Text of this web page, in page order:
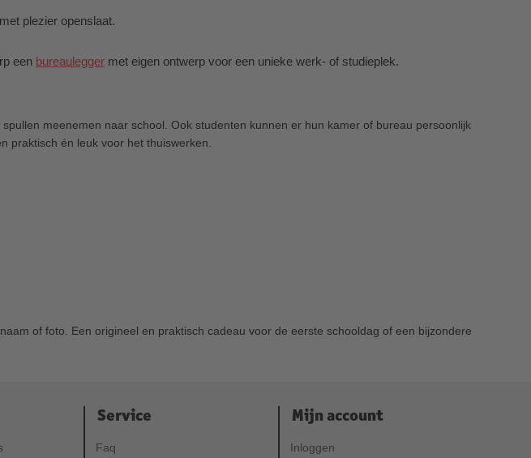
plezier openslaat.
een bureaulegger met eigen ontwerp voor een unieke werk- of studieplek.
meenemen naar school. Ook studenten kunnen er hun kamer of bureau persoonlijk
praktisch én leuk voor het thuiswerken.
of foto. Een origineel en praktisch cadeau voor de eerste schooldag of een bijzondere
Service
Faq
Mijn account
Inloggen